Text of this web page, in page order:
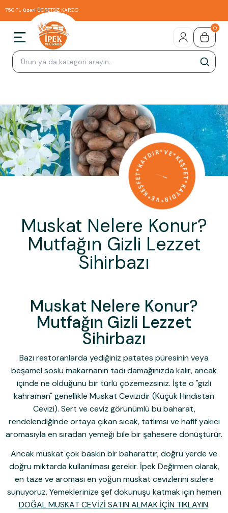
750 TL üzeri ÜCRETSİZ KARGO
0
Muskat Nelere Konur?
Mutfağın Gizli Lezzet
Sihirbazı
Muskat Nelere Konur?
Mutfağın Gizli Lezzet
Sihirbazı
Bazı restoranlarda yediğiniz patates püresinin veya
beşamel soslu makarnanın tadı damağınızda kalır, ancak
içinde ne olduğunu bir türlü çözemezsiniz. İşte o "gizli
kahraman" genellikle Muskat Cevizidir (Küçük Hindistan
Cevizi). Sert ve ceviz görünümlü bu baharat,
rendelendiğinde ortaya çıkan sıcak, tatlımsı ve hafif yakıcı
aromasıyla en sıradan yemeği bile bir şahesere dönüştürür.
Ancak muskat çok baskın bir baharattır; doğru yerde ve
doğru miktarda kullanılması gerekir. İpek Değirmen olarak,
en taze ve aroması en yoğun muskat cevizlerini sizlere
sunuyoruz. Yemeklerinize şef dokunuşu katmak için hemen
DOĞAL MUSKAT CEVİZİ SATIN ALMAK İÇİN TIKLAYIN.